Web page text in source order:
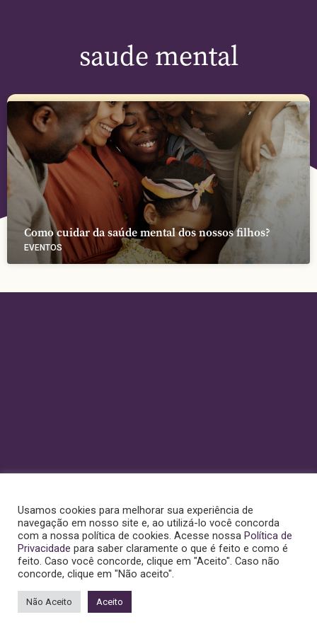
saude mental
EVENTOS
Como cuidar da saúde mental dos nossos filhos?
Usamos cookies para melhorar sua experiência de
navegação em nosso site e, ao utilizá-lo você concorda
com a nossa política de cookies. Acesse nossa Política de
Privacidade para saber claramente o que é feito e como é
feito. Caso você concorde, clique em "Aceito". Caso não
concorde, clique em "Não aceito".
Não Aceito Aceito